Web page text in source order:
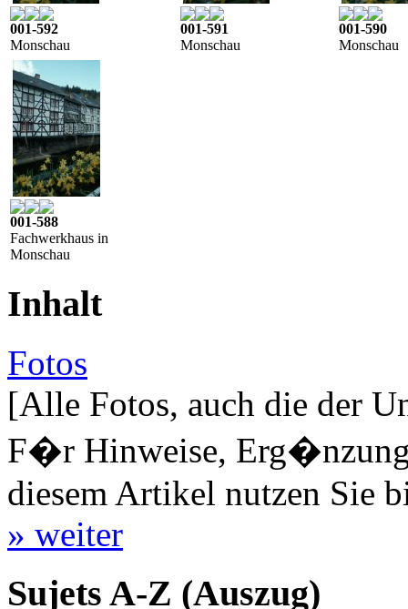
001-592
Monschau
001-591
Monschau
001-590
Monschau
001-588
Fachwerkhaus in
Monschau
Inhalt
Fotos
[Alle Fotos, auch die der
F�r Hinweise,
diesem Artikel nutzen Sie
» weiter
Sujets A-Z (Auszug)